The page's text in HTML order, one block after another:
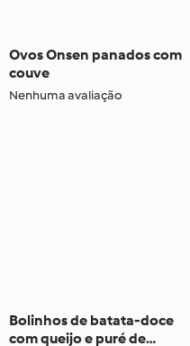
Ovos Onsen panados com
couve
Nenhuma avaliação
Bolinhos de batata-doce
com queijo e puré de